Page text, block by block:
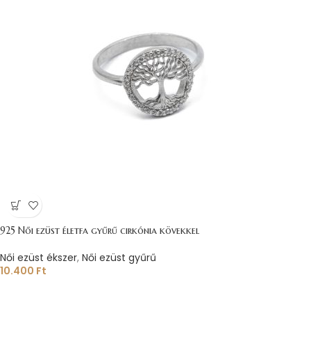
925 Női ezüst életfa gyűrű cirkónia kövekkel
Női ezüst ékszer, Női ezüst gyűrű
10.400 Ft